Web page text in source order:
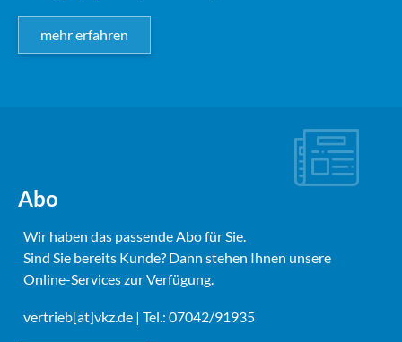
mehr erfahren
Abo
Wir haben das passende Abo für Sie.
Sind Sie bereits Kunde? Dann stehen Ihnen unsere
Online-Services zur Verfügung.
vertrieb[at]vkz.de | Tel.: 07042/91935